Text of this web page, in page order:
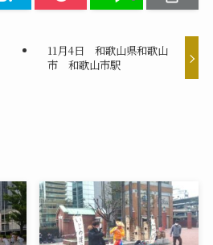
11月4日 和歌山県和歌山
市 和歌山市駅